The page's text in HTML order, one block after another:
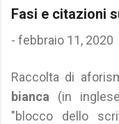
Fasi e citazioni
- febbraio 11, 2020
Raccolta di
bianca (in
"blocco dello